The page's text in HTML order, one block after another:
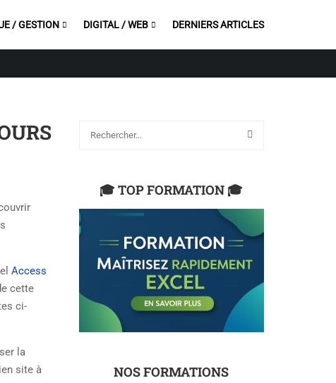
/ GESTION DIGITAL / WEB DERNIERS ARTICLES
Access
cette
ci-
la
site à
🎓 TOP FORMATION 🎓
NOS FORMATIONS